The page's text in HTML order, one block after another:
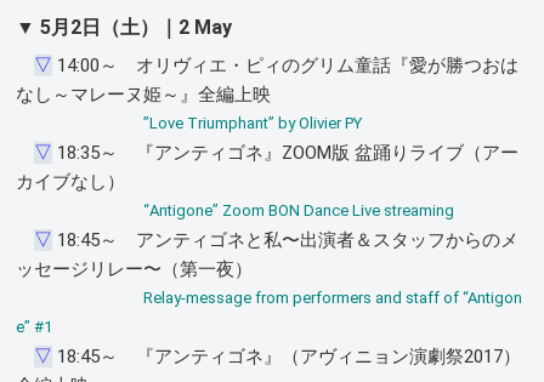
▼5月2日（土）｜2 May
▽ 14:00～ オリヴィエ・ピィのグリム童話『愛が勝つおは
なし～マレーヌ姫～』全編上映
”Love Triumphant” by Olivier PY
▽ 18:35～ 『アンティゴネ』ZOOM版 盆踊りライブ（アー
カイブなし）
“Antigone” Zoom BON Dance Live streaming
▽ 18:45～ アンティゴネと私〜出演者＆スタッフからのメ
ッセージリレー〜（第一夜）
Relay-message from performers and staff of “Antigon
e” #1
▽ 18:45～ 『アンティゴネ』（アヴィニョン演劇祭2017）